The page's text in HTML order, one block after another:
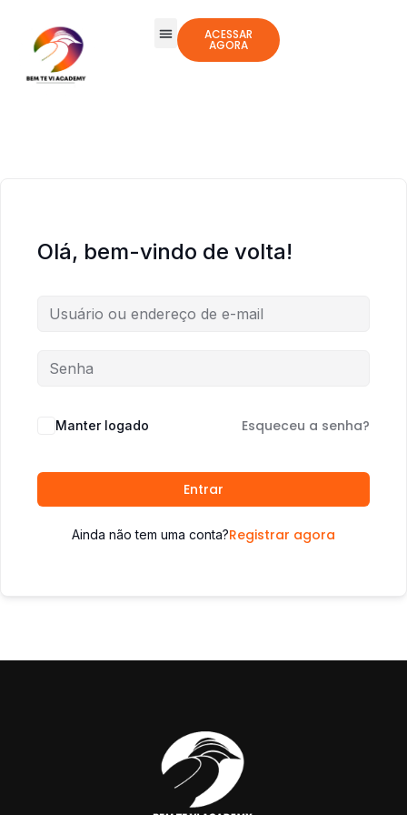
ACESSAR
AGORA
Olá, bem-vindo de volta!
Manter logado Esqueceu a senha?
Entrar
Ainda não tem uma conta?Registrar agora